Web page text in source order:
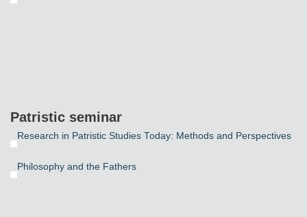
Patristic seminar
Research in Patristic Studies Today: Methods and Perspectives
Philosophy and the Fathers